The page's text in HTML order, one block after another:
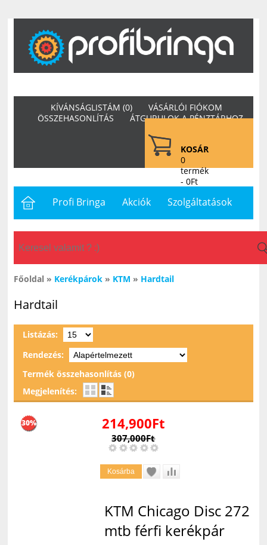
KOSÁR
0
termék
- 0Ft
KÍVÁNSÁGLISTÁM (0)
VÁSÁRLÓI FIÓKOM
ÖSSZEHASONLÍTÁS
ÁTGURULOK A PÉNZTÁRHOZ
Profi Bringa Akciók Szolgáltatások
Letöltések Hasznos Hírek
Főoldal » Kerékpárok » KTM » Hardtail
Hardtail
Listázás:
Rendezés:
Termék összehasonlítás (0)
Megjelenítés:
214,900Ft
307,000Ft
30%
KTM Chicago Disc 272
mtb férfi kerékpár